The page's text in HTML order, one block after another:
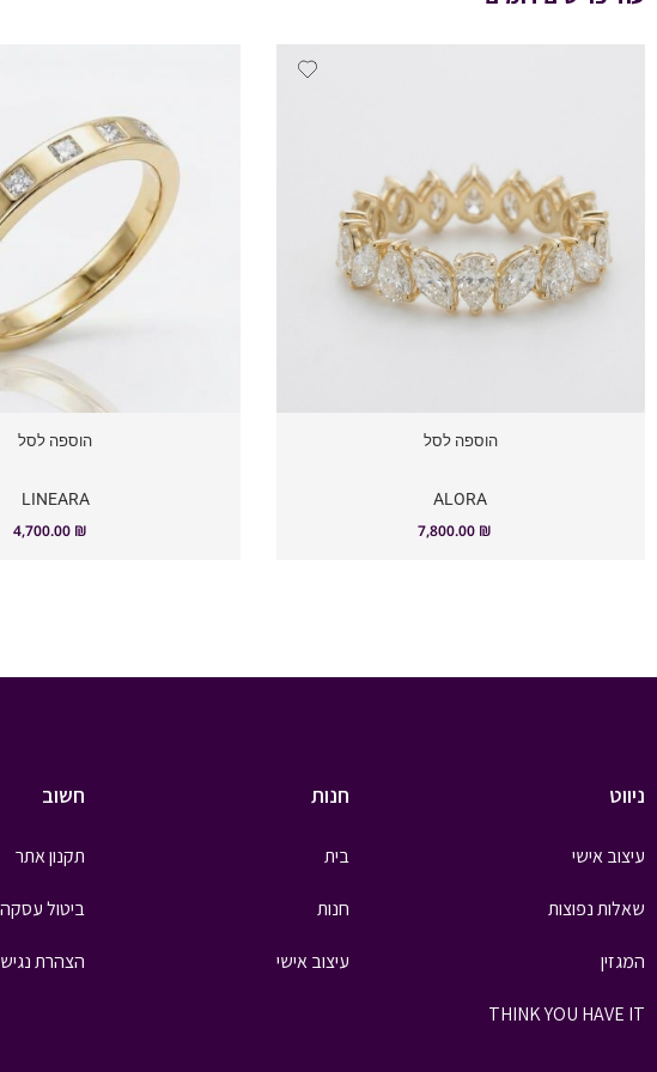
ALORA
7,800.00 ₪
הוספה לסל
LINEARA
4,700.00 ₪
הוספה לסל
ניווט
עיצוב אישי
שאלות נפוצות
המגזין
THINK YOU HAVE IT
חנות
בית
חנות
עיצוב אישי
חשוב
תקנון אתר
ביטול עסקה
הצהרת